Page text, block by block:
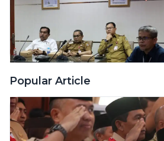
Popular Article